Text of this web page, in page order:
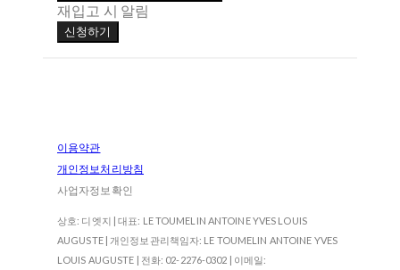
재입고 시 알림
신청하기
이용약관
개인정보처리방침
사업자정보확인
상호: 디엣지 | 대표: LE TOUMELIN ANTOINE YVES LOUIS
AUGUSTE | 개인정보관리책임자: LE TOUMELIN ANTOINE YVES
LOUIS AUGUSTE | 전화: 02-2276-0302 | 이메일: